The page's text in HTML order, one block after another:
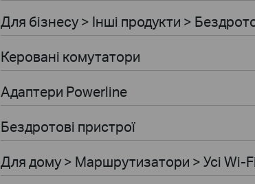
Для бiзнесу > Інші продукти >
Керовані комутатори
Адаптери Powerline
Бездротові пристрої
Для дому > Маршрутизатори > Усі Wi-